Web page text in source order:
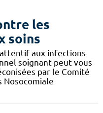
les
soins
aux infections
soignant peut vous
par le Comité